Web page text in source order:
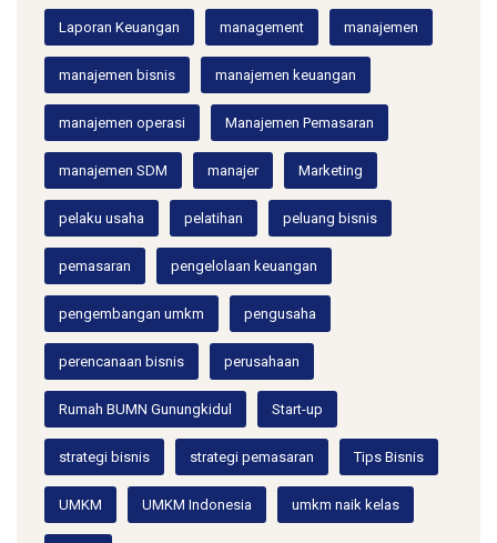
Laporan Keuangan management manajemen
manajemen bisnis manajemen keuangan
manajemen operasi Manajemen Pemasaran
manajemen SDM manajer Marketing
pelaku usaha pelatihan peluang bisnis
pemasaran pengelolaan keuangan
pengembangan umkm pengusaha
perencanaan bisnis perusahaan
Rumah BUMN Gunungkidul Start-up
strategi bisnis strategi pemasaran Tips Bisnis
UMKM UMKM Indonesia umkm naik kelas